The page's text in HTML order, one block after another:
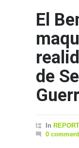
El
de
In
0